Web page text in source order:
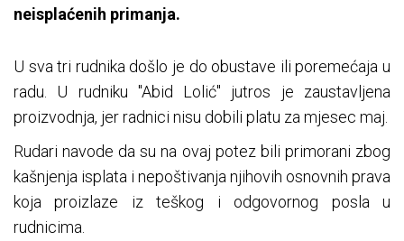
neisplaćenih primanja.
U sva tri rudnika došlo je do obustave ili poremećaja u
radu. U rudniku "Abid Lolić" jutros je zaustavljena
proizvodnja, jer radnici nisu dobili platu za mjesec maj.
Rudari navode da su na ovaj potez bili primorani zbog
kašnjenja isplata i nepoštivanja njihovih osnovnih prava
koja proizlaze iz teškog i odgovornog posla u
rudnicima.